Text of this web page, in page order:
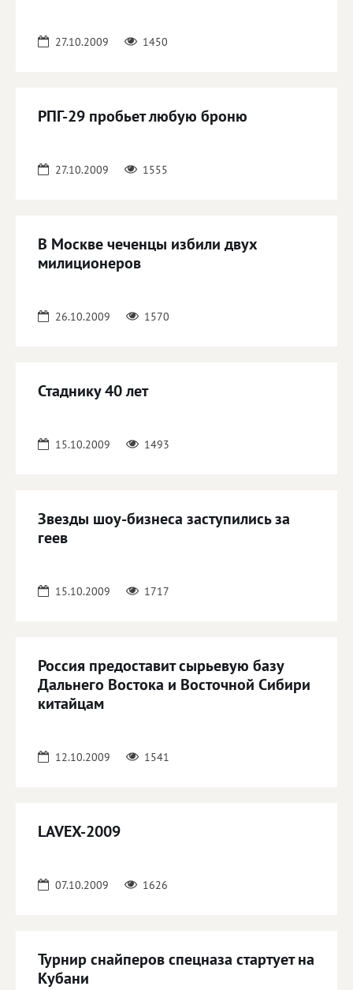
27.10.2009 1450
РПГ-29 пробьет любую броню
27.10.2009 1555
В Москве чеченцы избили двух
милиционеров
26.10.2009 1570
Стаднику 40 лет
15.10.2009 1493
Звезды шоу-бизнеса заступились за
геев
15.10.2009 1717
Россия предоставит сырьевую базу
Дальнего Востока и Восточной Сибири
китайцам
12.10.2009 1541
LAVEX-2009
07.10.2009 1626
Турнир снайперов спецназа стартует на
Кубани